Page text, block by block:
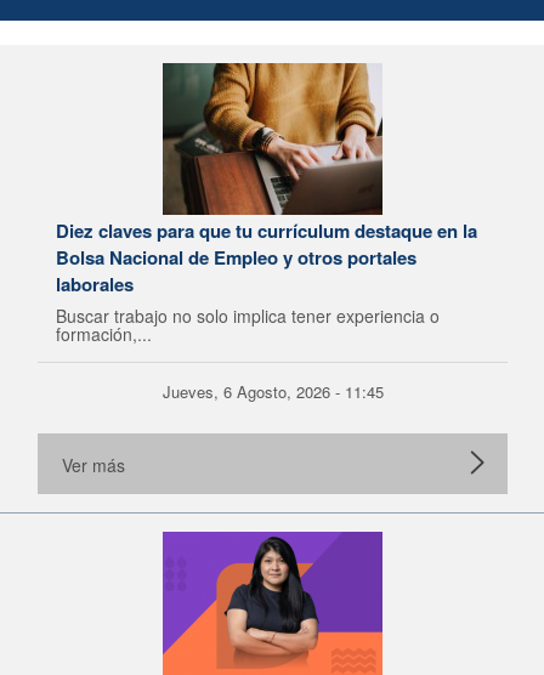
Diez claves para que tu currículum destaque en la
Bolsa Nacional de Empleo y otros portales
laborales
Buscar trabajo no solo implica tener experiencia o
formación,...
Jueves, 6 Agosto, 2026 - 11:45
Ver más